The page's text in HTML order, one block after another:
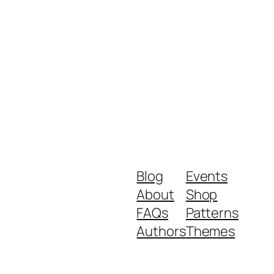
Blog
About
FAQs
Authors
Events
Shop
Patterns
Themes